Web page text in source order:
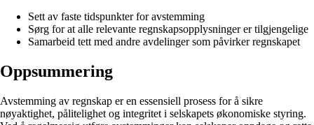
Sett av faste tidspunkter for avstemming
Sørg for at alle relevante regnskapsopplysninger er tilgjengelige
Samarbeid tett med andre avdelinger som påvirker regnskapet
Oppsummering
Avstemming av regnskap er en essensiell prosess for å sikre
nøyaktighet, pålitelighet og integritet i selskapets økonomiske styring.